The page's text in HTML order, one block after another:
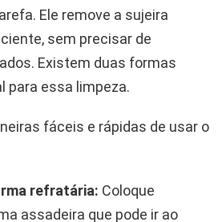
Ele remove a sujeira
sem precisar de
Existem duas formas
para essa limpeza.
fáceis e rápidas de usar o
refratária: Coloque
assadeira que pode ir ao